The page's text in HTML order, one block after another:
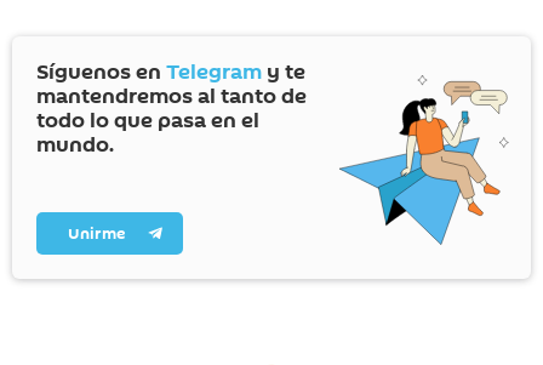
Síguenos en Telegram y te
mantendremos al tanto de
todo lo que pasa en el
mundo.
Unirme